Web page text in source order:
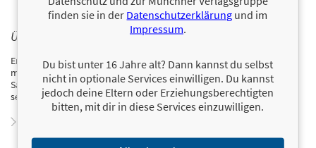
ÜBER EMMA HEGEMANN
Emma Hegemann ist promovierte Literaturwissenschaftlerin. Nach
mehreren Jahren als Lektorin in den verschiedensten Münchner
Sachbuchverlagen hat sie sich als Autorin und Spielentwicklerin
selbstständig gemacht. Hegemann lebt und arbeitet bei Bamberg.
finden sie in der Datenschutzerklärung und im
Impressum.
Du bist unter 16 Jahre alt? Dann kannst du selbst
nicht in optionale Services einwilligen. Du kannst
jedoch deine Eltern oder Erziehungsberechtigten
bitten, mit dir in diese Services einzuwilligen.